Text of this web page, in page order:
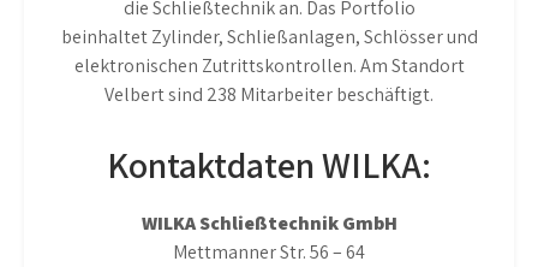
die Schließtechnik an. Das Portfolio
beinhaltet Zylinder, Schließanlagen, Schlösser und
elektronischen Zutrittskontrollen. Am Standort
Velbert sind 238 Mitarbeiter beschäftigt.
Kontaktdaten WILKA:
WILKA Schließtechnik GmbH
Mettmanner Str. 56 – 64